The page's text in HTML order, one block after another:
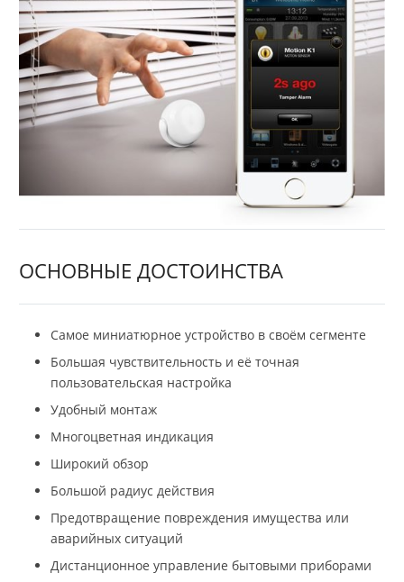
ОСНОВНЫЕ ДОСТОИНСТВА
Самое миниатюрное устройство в своём сегменте
Большая чувствительность и её точная
пользовательская настройка
Удобный монтаж
Многоцветная индикация
Широкий обзор
Большой радиус действия
Предотвращение повреждения имущества или
аварийных ситуаций
Дистанционное управление бытовыми приборами